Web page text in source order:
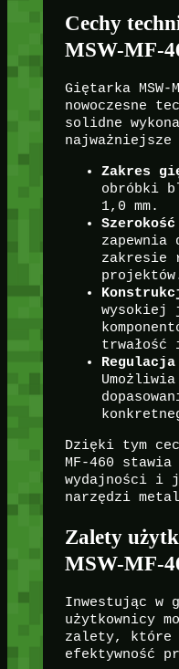
Cechy
MSW-MF-
Giętarka
nowoczesne
solidne
Zakres
obróbki
1,0 mm.
zapewnia
zakresie
wysokiej
Dzięki tym
MF-460
wydajności i
narzędzi
Zalety
MSW-MF-
Inwestując w
użytkownicy
zalety, które
efektywność